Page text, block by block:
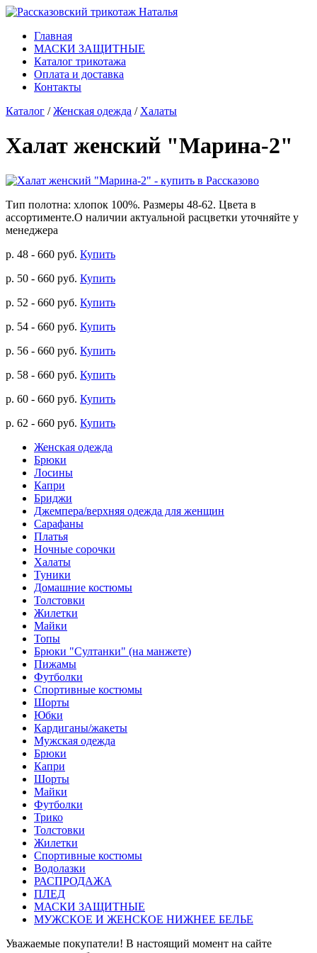
Главная
МАСКИ ЗАЩИТНЫЕ
Каталог трикотажа
Оплата и доставка
Контакты
Каталог / Женская одежда / Халаты
Халат женский "Марина-2"
Тип полотна: хлопок 100%. Размеры 48-62. Цвета в
ассортименте.О наличии актуальной расцветки уточняйте у
менеджера
р. 48 - 660 руб. Купить
р. 50 - 660 руб. Купить
р. 52 - 660 руб. Купить
р. 54 - 660 руб. Купить
р. 56 - 660 руб. Купить
р. 58 - 660 руб. Купить
р. 60 - 660 руб. Купить
р. 62 - 660 руб. Купить
Женская одежда
Брюки
Лосины
Капри
Бриджи
Джемпера/верхняя одежда для женщин
Сарафаны
Платья
Ночные сорочки
Халаты
Туники
Домашние костюмы
Толстовки
Жилетки
Майки
Топы
Брюки "Султанки" (на манжете)
Пижамы
Футболки
Спортивные костюмы
Шорты
Юбки
Кардиганы/жакеты
Мужская одежда
Брюки
Капри
Шорты
Майки
Футболки
Трико
Толстовки
Жилетки
Спортивные костюмы
Водолазки
РАСПРОДАЖА
ПЛЕД
МАСКИ ЗАЩИТНЫЕ
МУЖСКОЕ И ЖЕНСКОЕ НИЖНЕЕ БЕЛЬЕ
Уважаемые покупатели! В настоящий момент на сайте